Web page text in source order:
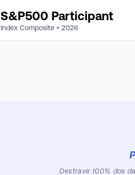
S&P500 Participant
Index Composite • 2026
Destrave 100% dos